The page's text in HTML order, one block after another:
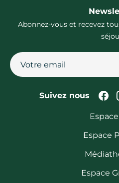
Abonnez-vous et recevez
Suivez nous
Espace
Espace